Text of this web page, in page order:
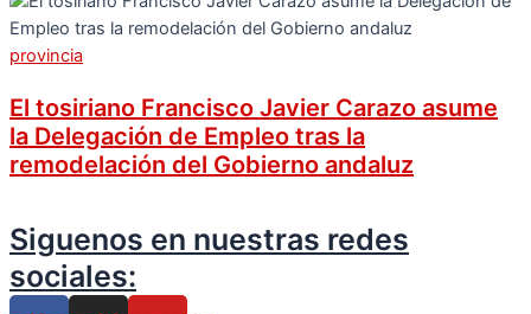
provincia
El tosiriano Francisco Javier Carazo asume
la Delegación de Empleo tras la
remodelación del Gobierno andaluz
Siguenos en nuestras redes
sociales: